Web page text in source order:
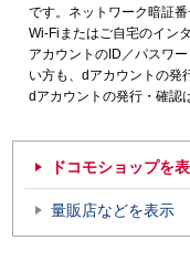
です。ネットワーク暗証
Wi-Fiまたはご自宅のイン
アカウントのID／パスワ
い方も、dアカウントの発
dアカウントの発行・確認
ドコモショップを
量販店などを表示